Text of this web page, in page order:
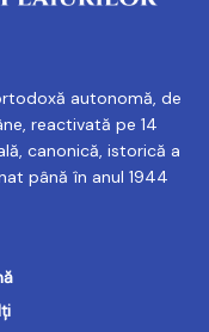
autonomă, de
reactivată pe 14
canonică, istorică a
până în anul 1944